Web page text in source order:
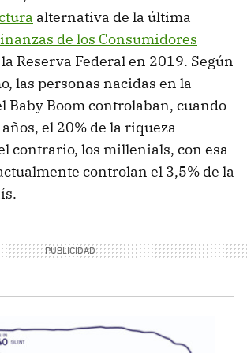
alternativa de la última
de los Consumidores
Reserva Federal en 2019. Según
las personas nacidas en la
Baby Boom controlaban, cuando
el 20% de la riqueza
contrario, los millenials, con esa
controlan el 3,5% de la